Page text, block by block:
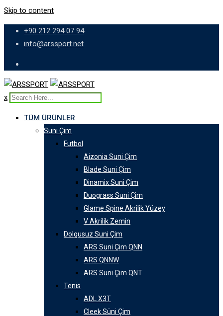
Skip to content
+90 212 294 07 94
info@arssport.net
x
TÜM ÜRÜNLER
Suni Çim
Futbol
Aizonia Suni Çim
Blade Suni Çim
Dinamix Suni Çim
Duograss Suni Çim
Glame Spine Akrilik Yüzey
V Akrilik Zemin
Dolgusuz Suni Çim
ARS Suni Çim QNN
ARS QNNW
ARS Suni Çim QNT
Tenis
ADL X3T
Cleek Süni Çim